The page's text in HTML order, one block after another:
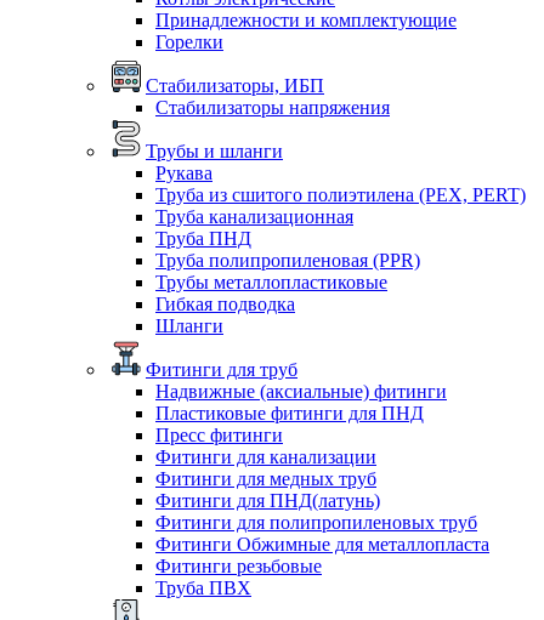
Принадлежности и комплектующие
Горелки
Стабилизаторы, ИБП
Стабилизаторы напряжения
Трубы и шланги
Рукава
Труба из сшитого полиэтилена (PEX, PERT)
Труба канализационная
Труба ПНД
Труба полипропиленовая (PPR)
Трубы металлопластиковые
Гибкая подводка
Шланги
Фитинги для труб
Надвижные (аксиальные) фитинги
Пластиковые фитинги для ПНД
Пресс фитинги
Фитинги для канализации
Фитинги для медных труб
Фитинги для ПНД(латунь)
Фитинги для полипропиленовых труб
Фитинги Обжимные для металлопласта
Фитинги резьбовые
Труба ПВХ